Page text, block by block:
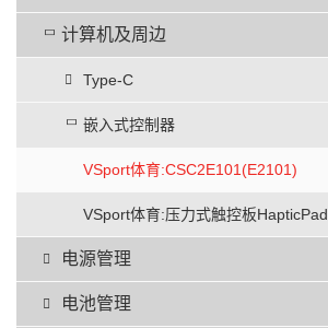
计算机及周边
Type-C
嵌入式控制器
VSport体育:CSC2E101(E2101)
VSport体育:压力式触控板HapticPad
电源管理
电池管理